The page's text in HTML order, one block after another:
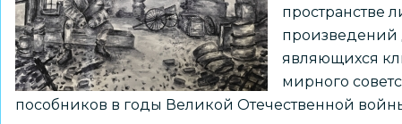
пространстве
произведений
являющихся
мирного
пособников в годы Великой Отечественной